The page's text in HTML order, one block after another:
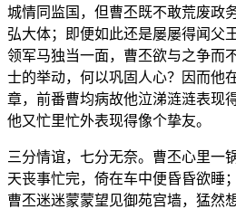
城情同监国，但曹丕既不敢荒废政
弘大体；即便如此还是屡屡得闻父
领军马独当一面，曹丕欲与之争而
士的举动，何以巩固人心？因而他
章，前番曹均病故他泣涕涟涟表现
他又忙里忙外表现得像个挚友。
三分情谊，七分无奈。曹丕心里一
天丧事忙完，倚在车中便昏昏欲睡
曹丕迷迷蒙蒙望见御苑宫墙，猛然